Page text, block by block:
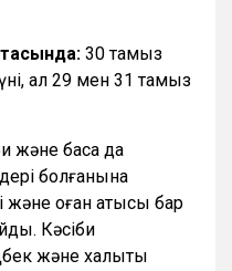
30 тамыз
ал 29 мен 31 тамыз
және басқа да
болғанына
және оған қатысы бар
Кәсіби
және халықты